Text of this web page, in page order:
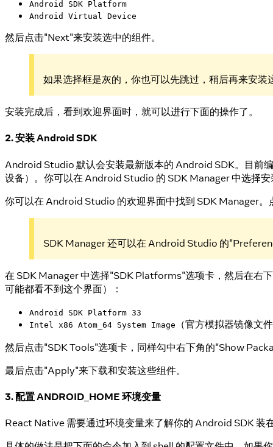
Android SDK Platform
Android Virtual Device
然后点击"Next"来安装选中的组件。
如果选择框是灰的，你也可以先跳过，稍后再来安装
安装完成后，看到欢迎界面时，就可以进行下面的操作了。
2. 安装 Android SDK
Android Studio 默认会安装最新版本的 Android SDK。目前
设备）。你可以在 Android Studio 的 SDK Manager 中选择
你可以在 Android Studio 的欢迎界面中找到 SDK Manager
SDK Manager 还可以在 Android Studio 的
在 SDK Manager 中选择"SDK Platforms"选项卡，然后在右
可能都看不到这个界面）：
Android SDK Platform 33
Intel x86 Atom_64 System Image
（官方模拟器镜像文
然后点击"SDK Tools"选项卡，同样勾中右下角的"Show
最后点击"Apply"来下载和安装这些组件。
3. 配置 ANDROID_HOME 环境变量
React Native 需要通过环境变量来了解你的 Android SDK 装